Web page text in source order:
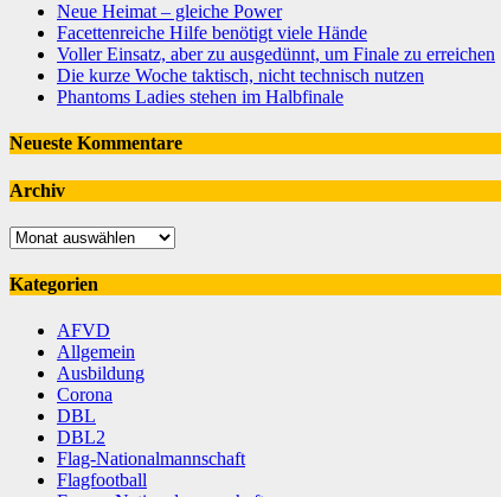
Neue Heimat – gleiche Power
Facettenreiche Hilfe benötigt viele Hände
Voller Einsatz, aber zu ausgedünnt, um Finale zu erreichen
Die kurze Woche taktisch, nicht technisch nutzen
Phantoms Ladies stehen im Halbfinale
Neueste Kommentare
Archiv
Archiv
Kategorien
AFVD
Allgemein
Ausbildung
Corona
DBL
DBL2
Flag-Nationalmannschaft
Flagfootball